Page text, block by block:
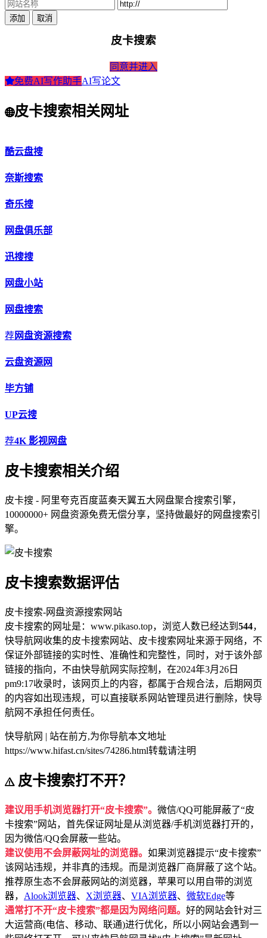
添加 取消
皮卡搜索
同意并进入
免费AI写作助手AI写论文
皮卡搜索相关网址
酷云盘搜
奈斯搜索
奇乐搜
网盘俱乐部
迅搜搜
网盘小站
网盘搜索
荐网盘资源搜索
云盘资源网
毕方铺
UP云搜
荐4K 影视网盘
皮卡搜索相关介绍
皮卡搜 - 阿里夸克百度蓝奏天翼五大网盘聚合搜索引擎，
10000000+ 网盘资源免费无偿分享，坚持做最好的网盘搜索引
擎。
皮卡搜索数据评估
皮卡搜索-网盘资源搜索网站
皮卡搜索的网址是：www.pikaso.top，浏览人数已经达到 544，
快导航网收集的皮卡搜索网站、皮卡搜索网址来源于网络，不
保证外部链接的实时性、准确性和完整性，同时，对于该外部
链接的指向，不由快导航网实际控制，在2024年3月26日
pm9:17收录时，该网页上的内容，都属于合规合法，后期网页
的内容如出现违规，可以直接联系网站管理员进行删除，快导
航网不承担任何责任。
快导航网 | 站在前方,为你导航本文地址
https://www.hifast.cn/sites/74286.html转载请注明
皮卡搜索打不开？
建议用手机浏览器打开“皮卡搜索”。 微信/QQ可能屏蔽了“皮
卡搜索”网站，首先保证网址是从浏览器/手机浏览器打开的，
因为微信/QQ会屏蔽一些站。
建议使用不会屏蔽网址的浏览器。 如果浏览器提示“皮卡搜索”
该网站违规，并非真的违规。而是浏览器厂商屏蔽了这个站。
推荐原生态不会屏蔽网站的浏览器，苹果可以用自带的浏览
器， Alook浏览器、 X浏览器、 VIA浏览器、 微软Edge等
通常打不开“皮卡搜索”都是因为网络问题。 好的网站会针对三
大运营商(电信、移动、联通)进行优化，所以小网站会遇到一